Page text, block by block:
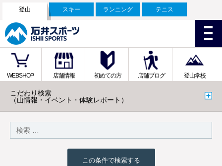
登山 スキー ランニング テニス
WEBSHOP 店舗情報 初めての方 店舗ブログ 登山学校
こだわり検索
（山情報・イベント・体験レポート）
この条件で検索する